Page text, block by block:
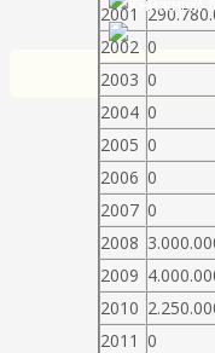
2001
2002 0
2003 0
2004 0
2005 0
2006 0
2007 0
2008
2009
2010
2011 0